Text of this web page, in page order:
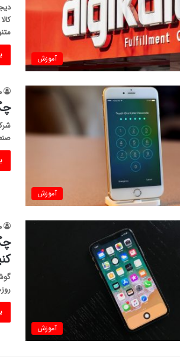
آموزش
آموزش
آموزش